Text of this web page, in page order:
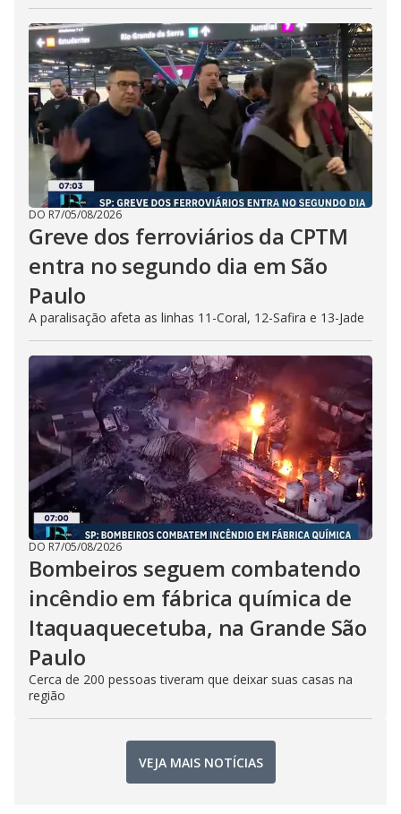
DO R7/05/08/2026
Greve dos ferroviários da CPTM
entra no segundo dia em São
Paulo
A paralisação afeta as linhas 11-Coral, 12-Safira e 13-Jade
DO R7/05/08/2026
Bombeiros seguem combatendo
incêndio em fábrica química de
Itaquaquecetuba, na Grande São
Paulo
Cerca de 200 pessoas tiveram que deixar suas casas na
região
VEJA MAIS NOTÍCIAS